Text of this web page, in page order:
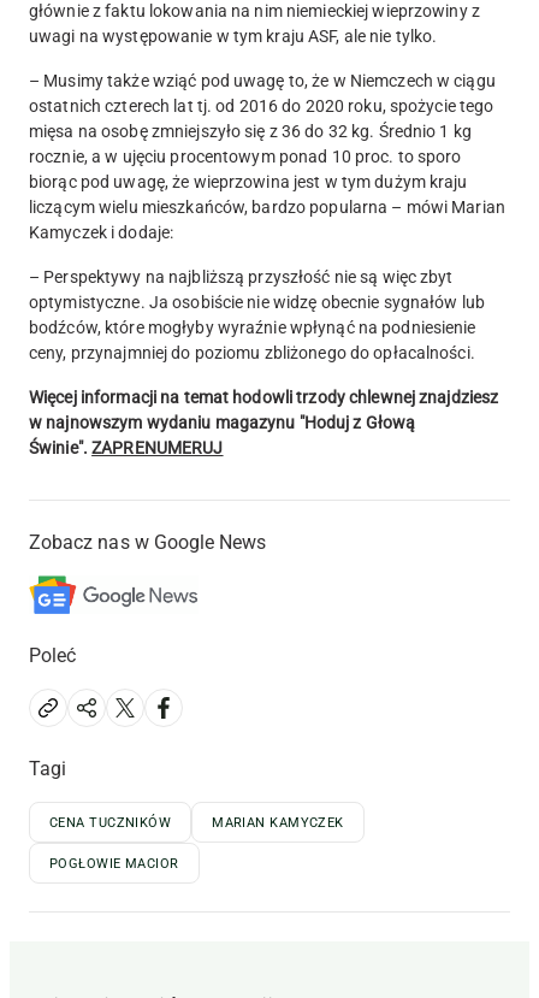
głównie z faktu lokowania na nim niemieckiej wieprzowiny z
uwagi na występowanie w tym kraju ASF, ale nie tylko.
– Musimy także wziąć pod uwagę to, że w Niemczech w ciągu
ostatnich czterech lat tj. od 2016 do 2020 roku, spożycie tego
mięsa na osobę zmniejszyło się z 36 do 32 kg. Średnio 1 kg
rocznie, a w ujęciu procentowym ponad 10 proc. to sporo
biorąc pod uwagę, że wieprzowina jest w tym dużym kraju
liczącym wielu mieszkańców, bardzo popularna – mówi Marian
Kamyczek i dodaje:
– Perspektywy na najbliższą przyszłość nie są więc zbyt
optymistyczne. Ja osobiście nie widzę obecnie sygnałów lub
bodźców, które mogłyby wyraźnie wpłynąć na podniesienie
ceny, przynajmniej do poziomu zbliżonego do opłacalności.
Więcej informacji na temat hodowli trzody chlewnej znajdziesz
w najnowszym wydaniu magazynu "Hoduj z Głową
Świnie".ZAPRENUMERUJ
Zobacz nas w Google News
Poleć
Tagi
CENA TUCZNIKÓW MARIAN KAMYCZEK
POGŁOWIE MACIOR